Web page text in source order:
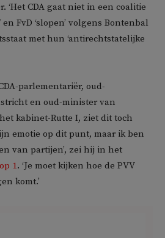
‘Het CDA gaat niet in een coalitie
FvD ‘slopen’ volgens Bontenbal
met hun ‘antirechtstatelijke
parlementariër, oud-
en oud-minister van
kabinet-Rutte I, ziet dit toch
emotie op dit punt, maar ik ben
van partijen’, zei hij in het
1. ‘Je moet kijken hoe de PVV
komt.’